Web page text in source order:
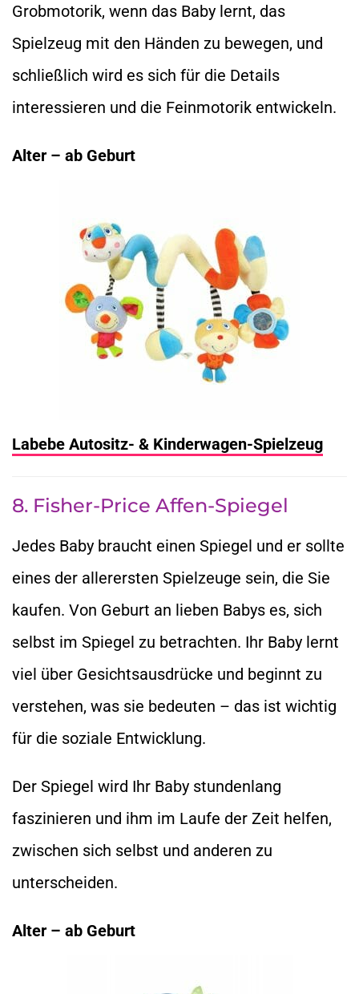
Grobmotorik, wenn das Baby lernt, das
Spielzeug mit den Händen zu bewegen, und
schließlich wird es sich für die Details
interessieren und die Feinmotorik entwickeln.
Alter – ab Geburt
Labebe Autositz- & Kinderwagen-Spielzeug
8. Fisher-Price Affen-Spiegel
Jedes Baby braucht einen Spiegel und er sollte
eines der allerersten Spielzeuge sein, die Sie
kaufen. Von Geburt an lieben Babys es, sich
selbst im Spiegel zu betrachten. Ihr Baby lernt
viel über Gesichtsausdrücke und beginnt zu
verstehen, was sie bedeuten – das ist wichtig
für die soziale Entwicklung.
Der Spiegel wird Ihr Baby stundenlang
faszinieren und ihm im Laufe der Zeit helfen,
zwischen sich selbst und anderen zu
unterscheiden.
Alter – ab Geburt